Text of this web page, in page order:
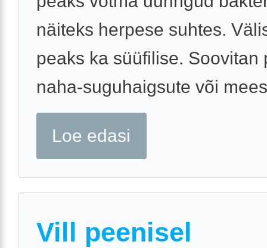
näiteks herpese suhtes.
peaks ka süüfilise. Soovitan
naha-suguhaigsute või
Loe edasi
Vill peenisel